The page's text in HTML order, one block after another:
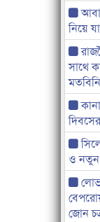
নিয়ে
সাথে
ও নতুন
জোন